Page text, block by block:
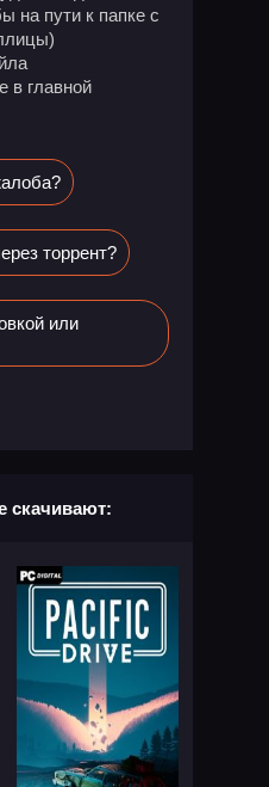
на пути к папке с
в главной
торрент?
или
скачивают: